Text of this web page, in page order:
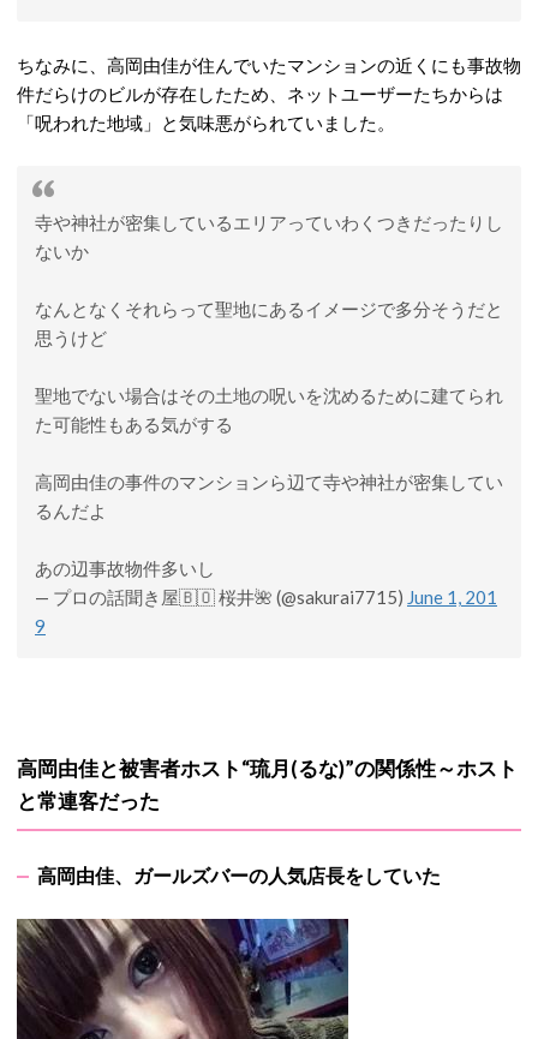
ちなみに、高岡由佳が住んでいたマンションの近くにも事故物
件だらけのビルが存在したため、ネットユーザーたちからは
「呪われた地域」と気味悪がられていました。
寺や神社が密集しているエリアっていわくつきだったりし
ないか
なんとなくそれらって聖地にあるイメージで多分そうだと
思うけど
聖地でない場合はその土地の呪いを沈めるために建てられ
た可能性もある気がする
高岡由佳の事件のマンションら辺て寺や神社が密集してい
るんだよ
あの辺事故物件多いし
— プロの話聞き屋🇧🇴 桜井🌺 (@sakurai7715) June 1, 201
9
高岡由佳と被害者ホスト“琉月(るな)”の関係性～ホスト
と常連客だった
高岡由佳、ガールズバーの人気店長をしていた